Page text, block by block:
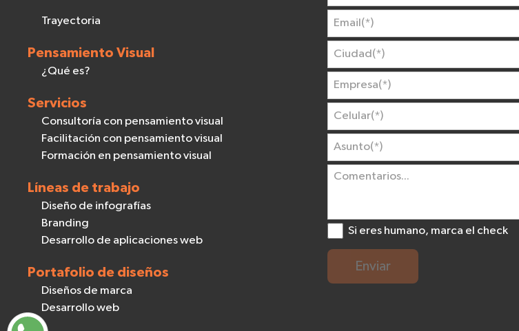
Trayectoria
Pensamiento Visual
¿Qué es?
Servicios
Consultoría con pensamiento visual
Facilitación con pensamiento visual
Formación en pensamiento visual
Líneas de trabajo
Diseño de infografías
Branding
Desarrollo de aplicaciones web
Portafolio de diseños
Diseños de marca
Desarrollo web
Si eres humano, marca el check
Enviar